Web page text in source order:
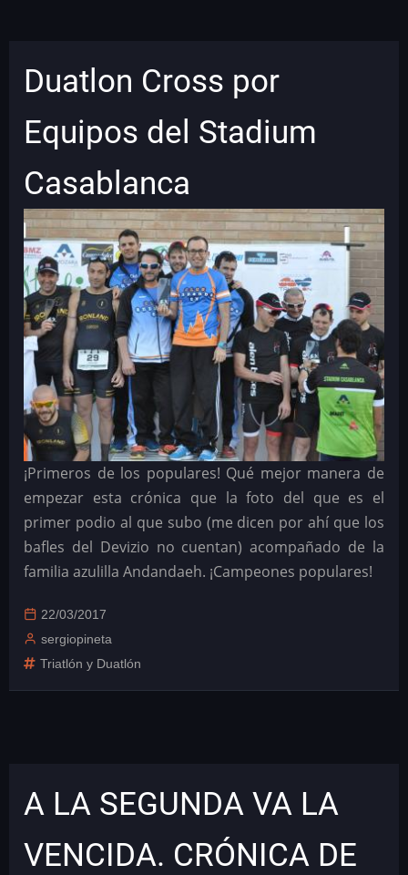
Duatlon Cross por
Equipos del Stadium
Casablanca
¡Primeros de los populares! Qué mejor manera de
empezar esta crónica que la foto del que es el
primer podio al que subo (me dicen por ahí que los
bafles del Devizio no cuentan) acompañado de la
familia azulilla Andandaeh. ¡Campeones populares!
22/03/2017
sergiopineta
Triatlón y Duatlón
A LA SEGUNDA VA LA
VENCIDA. CRÓNICA DE